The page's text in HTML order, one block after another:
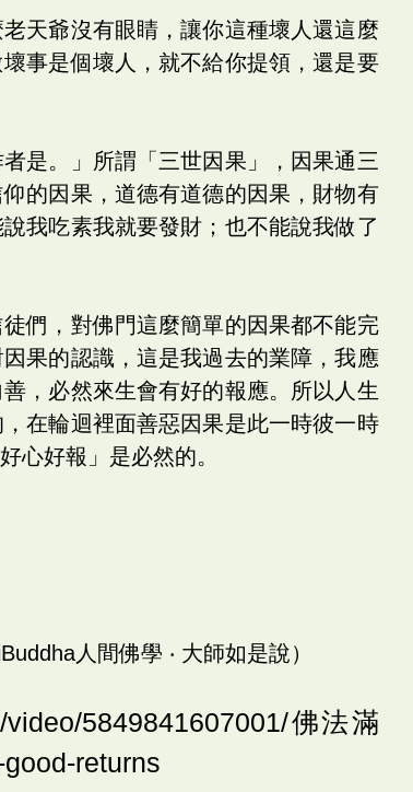
天爺沒有眼睛，讓你這種壞人還這麼
事是個壞人，就不給你提領，還是要
是。」所謂「三世因果」，因果通三
的因果，道德有道德的因果，財物有
我吃素我就要發財；也不能說我做了
們，對佛門這麼簡單的因果都不能完
果的認識，這是我過去的業障，我應
，必然來生會有好的報應。所以人生
在輪迴裡面善惡因果是此一時彼一時
心好報」是必然的。
人間佛學 ‧ 大師如是說）
5849841607001/佛法滿
returns